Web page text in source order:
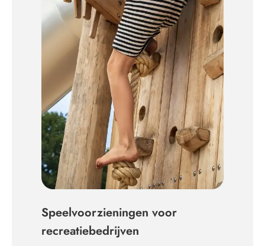
Speelvoorzieningen voor
recreatiebedrijven